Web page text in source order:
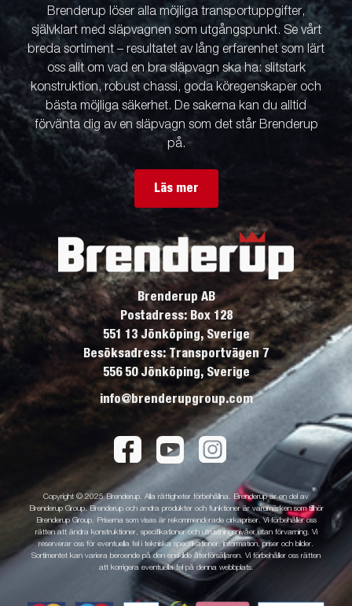
Brenderup löser alla möjliga transportuppgifter,
självklart med släpvagnen som utgångspunkt. Se vårt
breda sortiment – resultatet av lång erfarenhet som lärt
oss allt om vad en bra släpvagn ska ha: slitstark
konstruktion, robust chassi, goda köregenskaper och
bästa möjliga säkerhet. De sakerna kan du alltid
förvänta dig av en släpvagn som det står Brenderup
på.
Läs mer
Brenderup AB
Postadress: Box 128
551 13 Jönköping, Sverige
Besöksadress: Transportvägen 7
556 50 Jönköping, Sverige
info@brenderupgroup.com
Copyright © 2025 Brenderup. Alla rättigheter förbehållna. Brenderup är en del av
Brenderup Group. Brenderup och andra produkter och funktioner är varumärken som tillhör
Brenderup Group. Priserna som visas är rekommenderade cirkapriser. Vi förbehåller oss
rätten att ändra konstruktioner, specifikationer och utrustningsnivåer utan förvarning. Vi
reserverar oss för eventuella fel i tekniska specifikationer, information, priser och bilder.
Sortimentet kan variera beroende på den enskilde återförsäljaren. Vi förbehåller oss rätten
att korrigera eventuella fel på denna webbplats.